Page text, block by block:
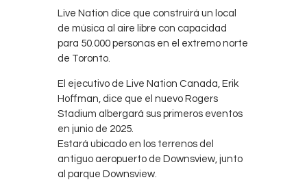
Live Nation dice que construirá un local
de música al aire libre con capacidad
para 50.000 personas en el extremo norte
de Toronto.
El ejecutivo de Live Nation Canada, Erik
Hoffman, dice que el nuevo Rogers
Stadium albergará sus primeros eventos
en junio de 2025.
Estará ubicado en los terrenos del
antiguo aeropuerto de Downsview, junto
al parque Downsview.